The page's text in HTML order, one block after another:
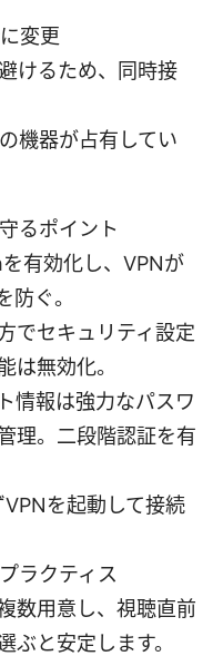
変更
けるため、同時接
機器が占有してい
るポイント
有効化し、VPNが
防ぐ。
でセキュリティ設定
は無効化。
情報は強力なパスワ
理。二段階認証を有
を起動して接続
ラクティス
数用意し、視聴直前
ぶと安定します。